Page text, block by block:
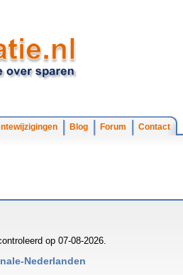
Blog Forum Contact
op 07-08-2026.
Nederlanden